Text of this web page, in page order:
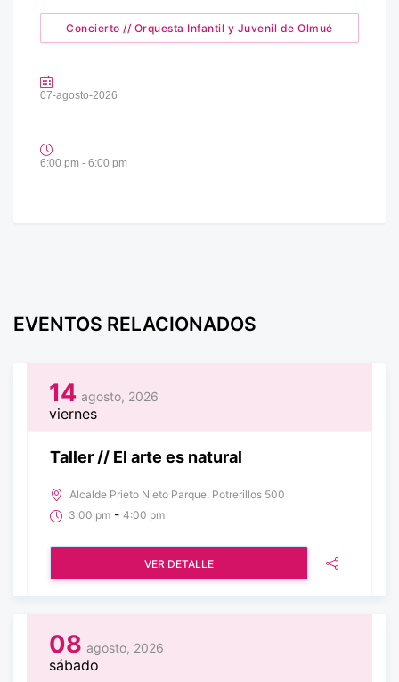
Concierto // Orquesta Infantil y Juvenil de Olmué
07-agosto-2026
6:00 pm - 6:00 pm
EVENTOS RELACIONADOS
14 agosto, 2026
viernes
Taller // El arte es natural
Alcalde Prieto Nieto Parque, Potrerillos 500
3:00 pm - 4:00 pm
VER DETALLE
08 agosto, 2026
sábado